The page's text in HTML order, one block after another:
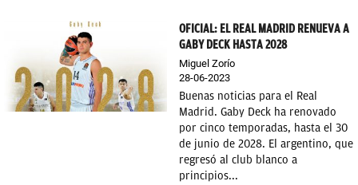
OFICIAL: EL REAL MADRID RENUEVA A
GABY DECK HASTA 2028
Miguel Zorío
28-06-2023
Buenas noticias para el Real
Madrid. Gaby Deck ha renovado
por cinco temporadas, hasta el 30
de junio de 2028. El argentino, que
regresó al club blanco a
principios...